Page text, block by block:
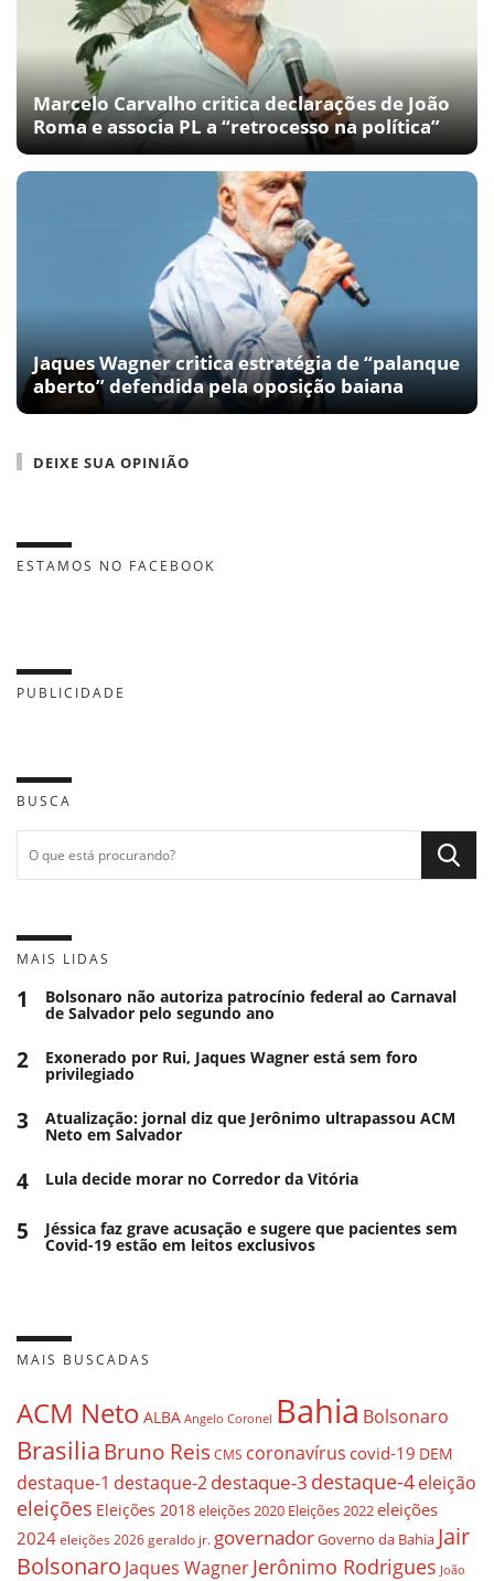
Marcelo Carvalho critica declarações de João
Roma e associa PL a “retrocesso na política”
Jaques Wagner critica estratégia de “palanque
aberto” defendida pela oposição baiana
DEIXE SUA OPINIÃO
ESTAMOS NO FACEBOOK
PUBLICIDADE
BUSCA
MAIS LIDAS
1 Bolsonaro não autoriza patrocínio federal ao Carnaval
de Salvador pelo segundo ano
2 Exonerado por Rui, Jaques Wagner está sem foro
privilegiado
3 Atualização: jornal diz que Jerônimo ultrapassou ACM
Neto em Salvador
4 Lula decide morar no Corredor da Vitória
5 Jéssica faz grave acusação e sugere que pacientes sem
Covid-19 estão em leitos exclusivos
MAIS BUSCADAS
ACM Neto ALBA Angelo Coronel Bahia Bolsonaro
BrasiliaBruno ReisCMS coronavírus covid-19 DEM
destaque-1 destaque-2destaque-3 destaque-4eleição
eleições Eleições 2018eleições 2020 Eleições 2022eleições
2024 eleições 2026 geraldo jr. governadorGoverno da Bahia Jair
Bolsonaro Jaques WagnerJerônimo Rodrigues João